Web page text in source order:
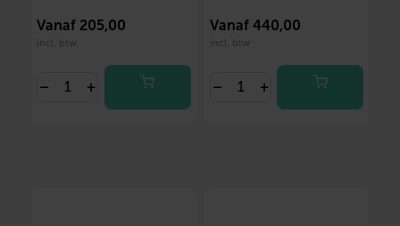
Vanaf 205,00
incl. btw
– +
Vanaf 440,00
incl. btw
– +